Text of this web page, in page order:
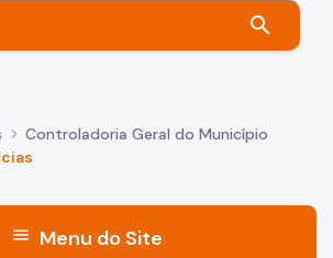
search
Controladoria Geral do Município
menu Menu do Site